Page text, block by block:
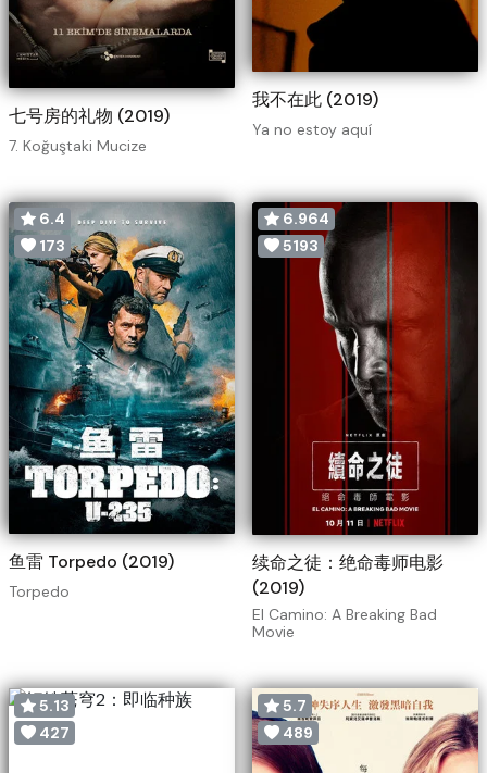
七号房的礼物 (2019)
7. Koğuştaki Mucize
我不在此 (2019)
Ya no estoy aquí
6.4
173
鱼雷 Torpedo (2019)
Torpedo
6.964
5193
续命之徒：绝命毒师电影
(2019)
El Camino: A Breaking Bad
Movie
5.13
427
5.7
489